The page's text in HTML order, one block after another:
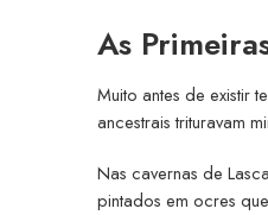
As
Muito antes de existir
ancestrais trituravam
Nas cavernas de
pintados em ocres